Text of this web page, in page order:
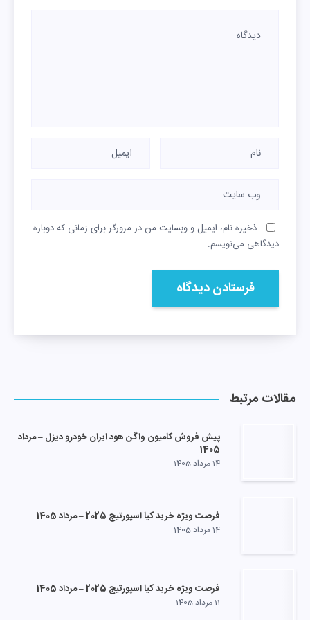
ذخیره نام، ایمیل و وبسایت من در مرورگر برای زمانی که دوباره
دیدگاهی می‌نویسم.
مقالات مرتبط
پیش فروش کامیون واگن هود ایران خودرو دیزل – مرداد
1405
14 مرداد 1405
فرصت ویژه خرید کیا اسپورتیج 2025 – مرداد 1405
14 مرداد 1405
فرصت ویژه خرید کیا اسپورتیج 2025 – مرداد 1405
11 مرداد 1405